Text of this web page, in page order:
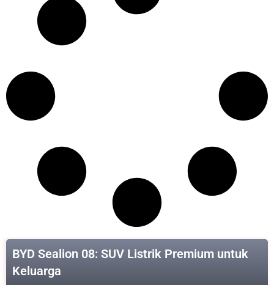
BYD Sealion 08: SUV Listrik Premium untuk
Keluarga